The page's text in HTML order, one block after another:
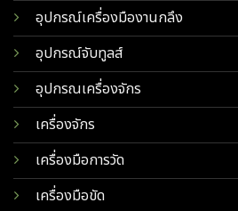
อุปกรณ์เครื่องมืองานกลึง
อุปกรณ์จับทูลส์
อุปกรณเครื่องจักร
เครื่องจักร
เครื่องมือการวัด
เครื่องมือขัด